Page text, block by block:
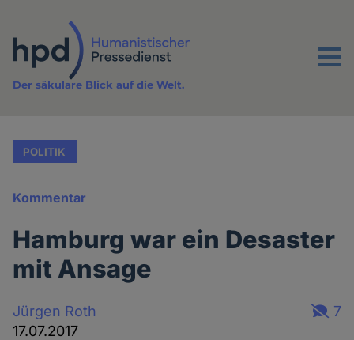
Inhalt
Menu
Der säkulare Blick auf die Welt.
POLITIK
Kommentar
Hamburg war ein Desaster
mit Ansage
Jürgen Roth
17.07.2017
7